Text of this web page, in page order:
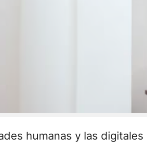
humanas y las